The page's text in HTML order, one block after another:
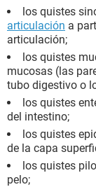
los quistes
articulación a
articulación;
los quistes
mucosas (las
tubo digestivo o
los quistes
del intestino;
los quistes
de la capa
los quistes
pelo;